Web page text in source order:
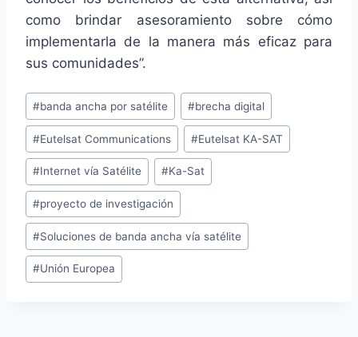
como brindar asesoramiento sobre cómo
implementarla de la manera más eficaz para
sus comunidades”.
Etiquetas
de
la
entrada:
#banda ancha por satélite #brecha digital
#Eutelsat Communications #Eutelsat KA-SAT
#Internet vía Satélite #Ka-Sat
#proyecto de investigación
#Soluciones de banda ancha vía satélite
#Unión Europea